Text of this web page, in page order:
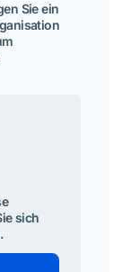
Sie ein
sich